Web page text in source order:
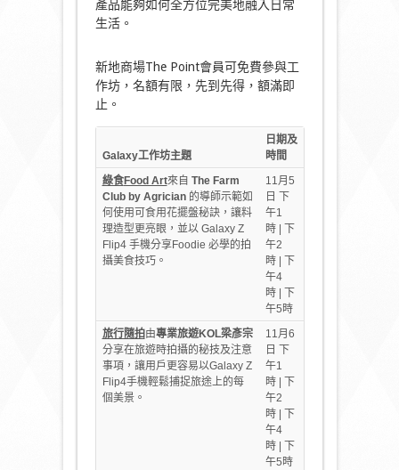
產品能夠如何全方位完美地融入日常
生活。
新地商場The Point會員可免費參與工
作坊，名額有限，先到先得，額滿即
止。
Galaxy工作坊主題
日期及
時間
綠食Food Art來自 The Farm
Club by Agrician的導師示範如
何使用可食用花擺盤秘訣，讓料
理造型更亮眼，並以 Galaxy Z
Flip4 手機分享Foodie 必學的拍
攝美食技巧。
11月5
日 下
午1
時 | 下
午2
時 | 下
午4
時 | 下
午5時
旅行隨拍 由專業旅遊KOL梁彥宗
分享在旅遊時拍攝的秘技及注意
事項，讓用戶更容易以Galaxy Z
Flip4手機輕鬆捕捉旅途上的每
個美景。
11月6
日 下
午1
時 | 下
午2
時 | 下
午4
時 | 下
午5時